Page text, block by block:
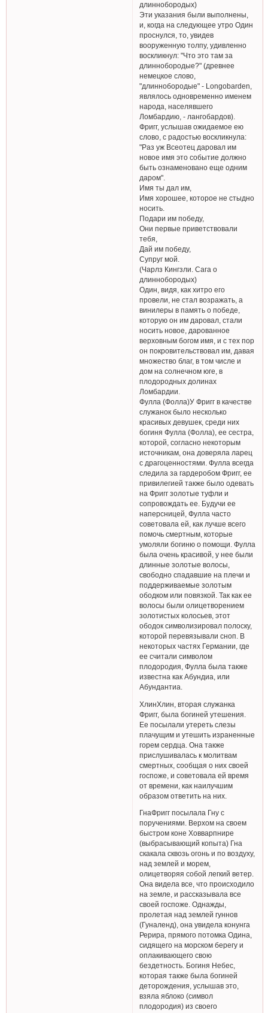
длиннобородых)
Эти указания были выполнены,
и, когда на следующее утро Один
проснулся, то, увидев
вооруженную толпу, удивленно
воскликнул: "Что это там за
длиннобородые?" (древнее
немецкое слово,
"длиннобородые" - Longobarden,
являлось одновременно именем
народа, населявшего
Ломбардию, - лангобардов).
Фригг, услышав ожидаемое ею
слово, с радостью воскликнула:
"Раз уж Всеотец даровал им
новое имя это событие должно
быть ознаменовано еще одним
даром".
Имя ты дал им,
Имя хорошее, которое не стыдно
носить.
Подари им победу,
Они первые приветствовали
тебя,
Дай им победу,
Супруг мой.
(Чарлз Кингзли. Сага о
длиннобородых)
Один, видя, как хитро его
провели, не стал возражать, а
винилеры в память о победе,
которую он им даровал, стали
носить новое, дарованное
верховным богом имя, и с тех пор
он покровительствовал им, давая
множество благ, в том числе и
дом на солнечном юге, в
плодородных долинах
Ломбардии.
Фулла (Фолла)У Фригг в качестве
служанок было несколько
красивых девушек, среди них
богиня Фулла (Фолла), ее сестра,
которой, согласно некоторым
источникам, она доверяла ларец
с драгоценностями. Фулла всегда
следила за гардеробом Фригг, ее
привилегией также было одевать
на Фригг золотые туфли и
сопровождать ее. Будучи ее
наперсницей, Фулла часто
советовала ей, как лучше всего
помочь смертным, которые
умоляли богиню о помощи. Фулла
была очень красивой, у нее были
длинные золотые волосы,
свободно спадавшие на плечи и
поддерживаемые золотым
ободком или повязкой. Так как ее
волосы были олицетворением
золотистых колосьев, этот
ободок символизировал полоску,
которой перевязывали сноп. В
некоторых частях Германии, где
ее считали символом
плодородия, Фулла была также
известна как Абундиа, или
Абундантиа.
ХлинХлин, вторая служанка
Фригг, была богиней утешения.
Ее посылали утереть слезы
плачущим и утешить израненные
горем сердца. Она также
прислушивалась к молитвам
смертных, сообщая о них своей
госпоже, и советовала ей время
от времени, как наилучшим
образом ответить на них.
ГнаФригг посылала Гну с
поручениями. Верхом на своем
быстром коне Ховварпнире
(выбрасывающий копыта) Гна
скакала сквозь огонь и по воздуху,
над землей и морем,
олицетворяя собой легкий ветер.
Она видела все, что происходило
на земле, и рассказывала все
своей госпоже. Однажды,
пролетая над землей гуннов
(Гуналенд), она увидела конунга
Рерира, прямого потомка Одина,
сидящего на морском берегу и
оплакивающего свою
бездетность. Богиня Небес,
которая также была богиней
деторождения, услышав это,
взяла яблоко (символ
плодородия) из своего